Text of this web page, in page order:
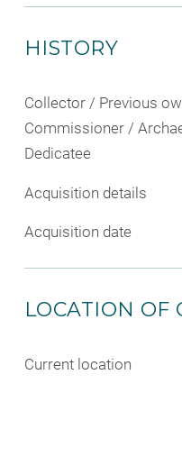
HISTORY
Collector / Previous
Commissioner /
Dedicatee
Acquisition details
Acquisition date
LOCATION OF
Current location